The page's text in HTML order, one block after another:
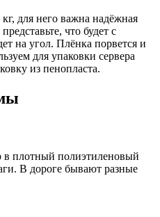
для него важна надёжная
что будет с
на угол. Плёнка порвется и
для упаковки сервера
из пенопласта.
в плотный полиэтиленовый
В дороге бывают разные